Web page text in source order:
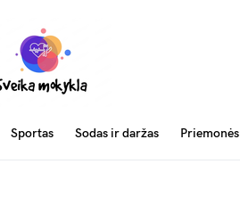
Sportas Sodas ir daržas Priemonės